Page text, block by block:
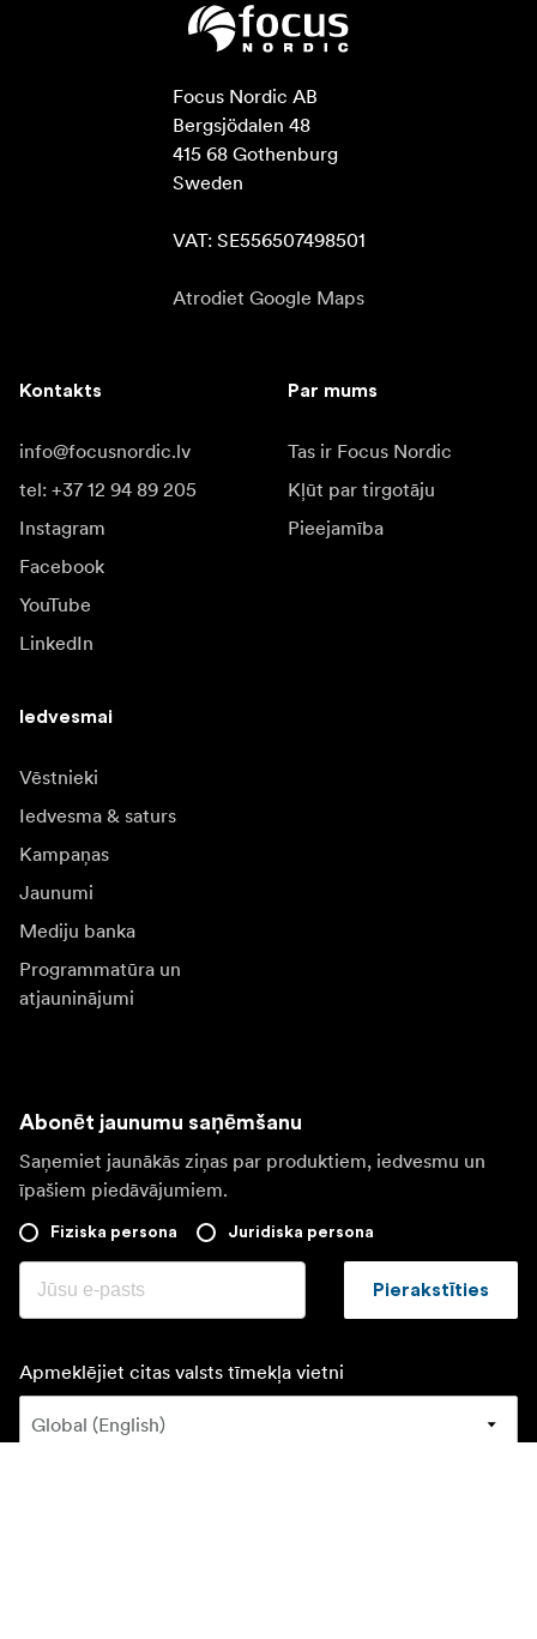
Focus Nordic AB
Bergsjödalen 48
415 68 Gothenburg
Sweden
VAT: SE556507498501
Atrodiet Google Maps
Kontakts
info@focusnordic.lv
tel: +37 12 94 89 205
Instagram
Facebook
YouTube
LinkedIn
Par mums
Tas ir Focus Nordic
Kļūt par tirgotāju
Pieejamība
Iedvesmai
Vēstnieki
Iedvesma & saturs
Kampaņas
Jaunumi
Mediju banka
Programmatūra un
atjauninājumi
Abonēt jaunumu saņēmšanu
Saņemiet jaunākās ziņas par produktiem, iedvesmu un
īpašiem piedāvājumiem.
Fiziska persona Juridiska persona
Pierakstīties
Apmeklējiet citas valsts tīmekļa vietni